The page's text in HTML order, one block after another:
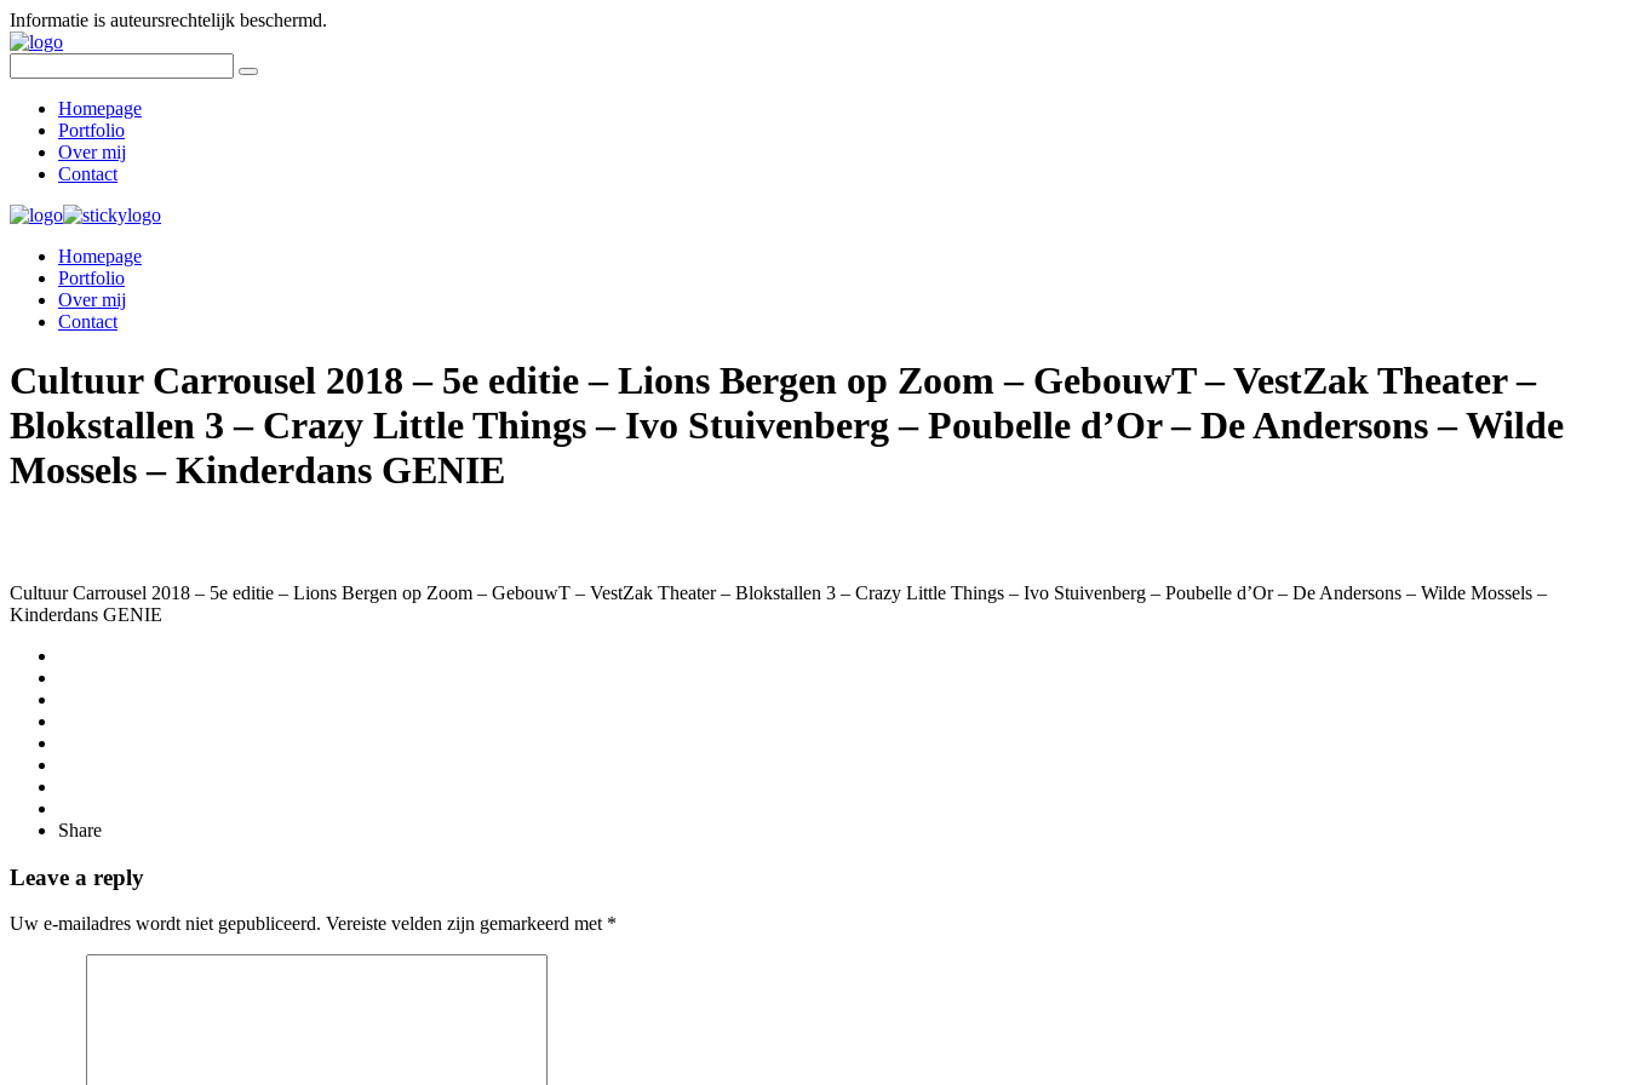
Informatie is auteursrechtelijk beschermd.
Homepage
Portfolio
Over mij
Contact
Homepage
Portfolio
Over mij
Contact
Cultuur Carrousel 2018 – 5e editie – Lions Bergen op Zoom – GebouwT – VestZak Theater –
Blokstallen 3 – Crazy Little Things – Ivo Stuivenberg – Poubelle d’Or – De Andersons – Wilde
Mossels – Kinderdans GENIE
Cultuur Carrousel 2018 – 5e editie – Lions Bergen op Zoom – GebouwT – VestZak Theater – Blokstallen 3 – Crazy Little Things – Ivo Stuivenberg – Poubelle d’Or – De Andersons – Wilde Mossels –
Kinderdans GENIE
Share
Leave a reply
Uw e-mailadres wordt niet gepubliceerd. Vereiste velden zijn gemarkeerd met *